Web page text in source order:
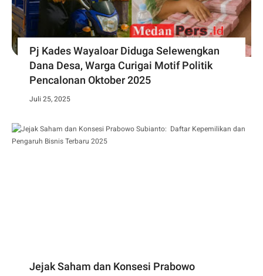
Pj Kades Wayaloar Diduga Selewengkan
Dana Desa, Warga Curigai Motif Politik
Pencalonan Oktober 2025
Juli 25, 2025
Jejak Saham dan Konsesi Prabowo